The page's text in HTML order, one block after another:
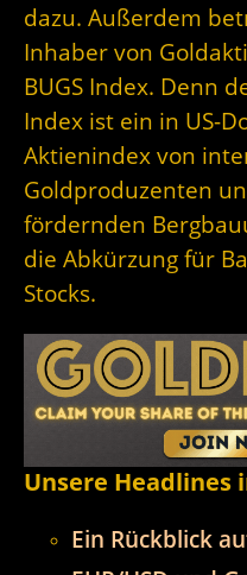
dazu. Außerdem
Inhaber von
BUGS Index. Denn
Index ist ein in US-
Aktienindex von
Goldproduzenten
fördernden
die Abkürzung für
Stocks.
Unsere Headlines
Ein Rückblick